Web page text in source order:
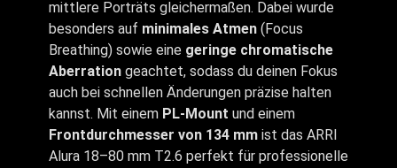
mittlere Porträts gleichermaßen. Dabei wurde
besonders auf minimales Atmen (Focus
Breathing) sowie eine geringe chromatische
Aberration geachtet, sodass du deinen Fokus
auch bei schnellen Änderungen präzise halten
kannst. Mit einem PL-Mount und einem
Frontdurchmesser von 134 mm ist das ARRI
Alura 18–80 mm T2.6 perfekt für professionelle